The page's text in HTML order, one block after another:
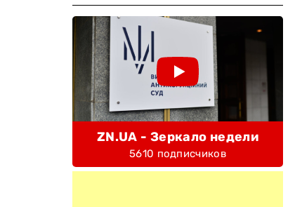
ZN.UA - Зеркало недели
5610 подписчиков